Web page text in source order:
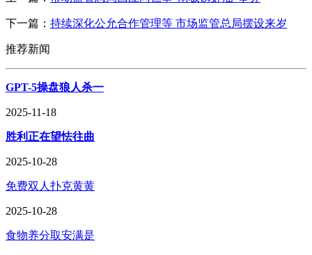
下一篇： 持续深化公允合作管理等 市场监管总局摆设来岁
推荐新闻
GPT-5操盘狼人杀一
2025-11-18
胜利正在望怯往曲
2025-10-28
免费双人扑克黄黄
2025-10-28
食物养分取安满是